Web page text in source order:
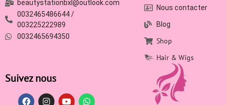
beautystationbxl@outlook.com
0032465486644 /
003225222989
0032465694350
Nous contacter
Blog
Shop
Hair & Wigs
Suivez nous